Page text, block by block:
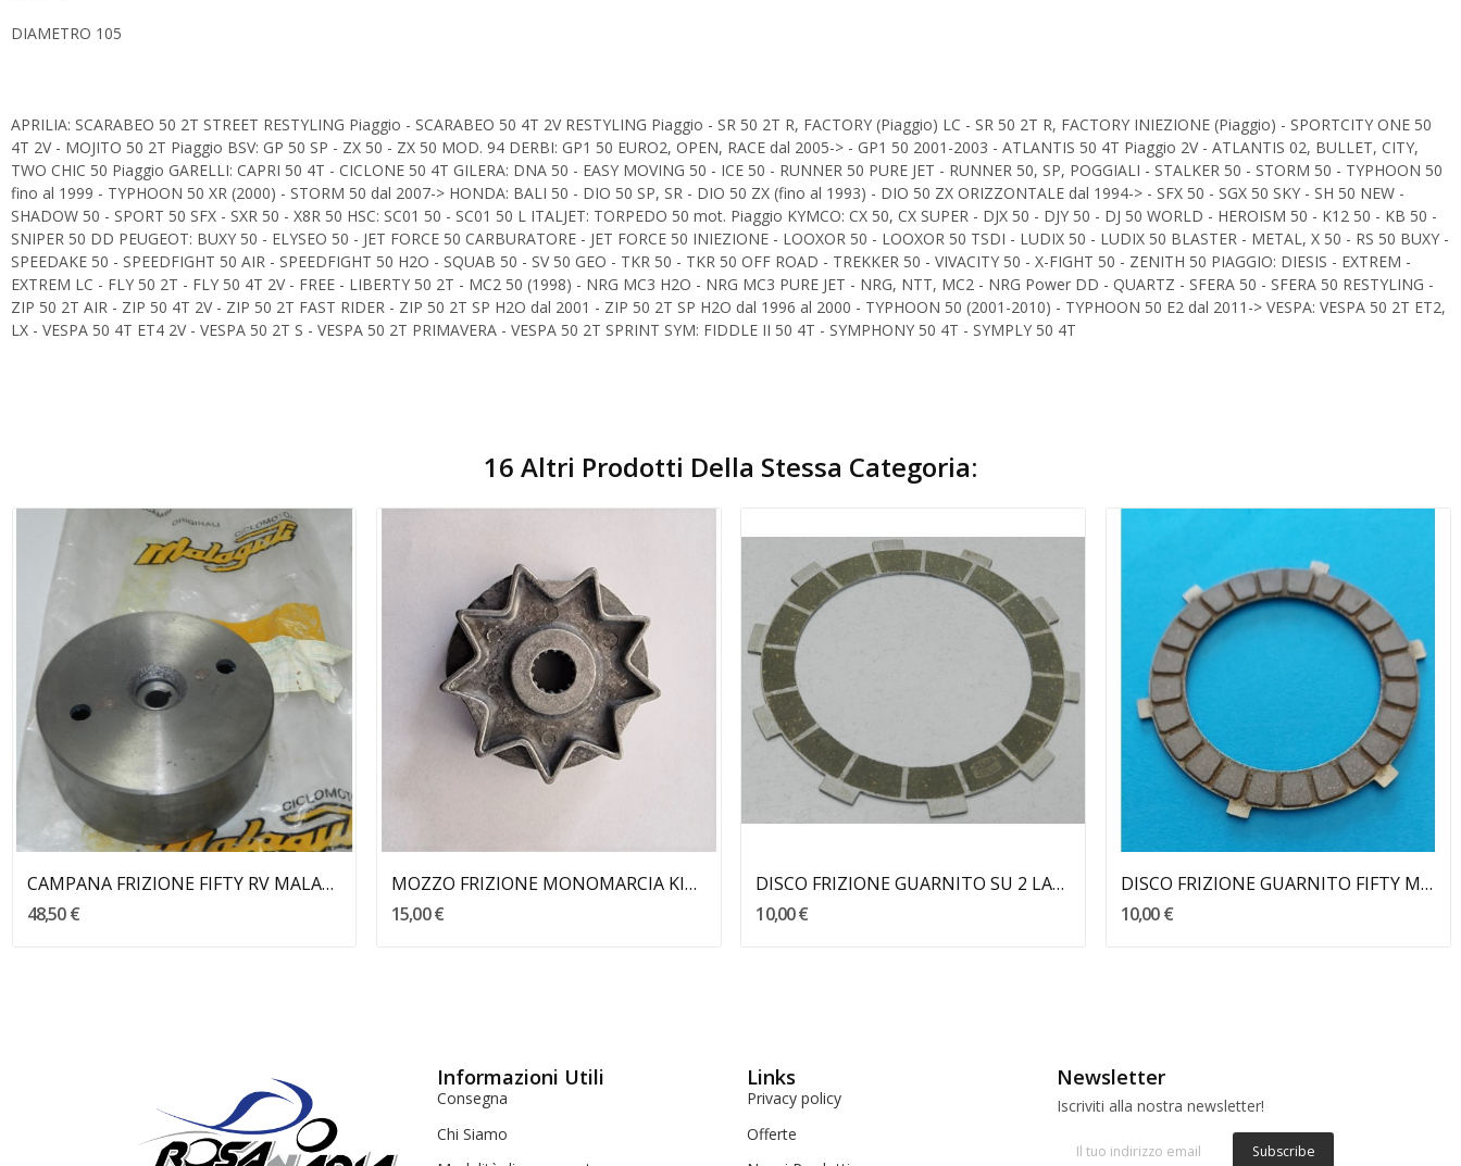
DIAMETRO 105
APRILIA: SCARABEO 50 2T STREET RESTYLING Piaggio - SCARABEO 50 4T 2V RESTYLING Piaggio - SR 50 2T R, FACTORY (Piaggio) LC - SR 50 2T R, FACTORY INIEZIONE (Piaggio) - SPORTCITY ONE 50
4T 2V - MOJITO 50 2T Piaggio BSV: GP 50 SP - ZX 50 - ZX 50 MOD. 94 DERBI: GP1 50 EURO2, OPEN, RACE dal 2005-> - GP1 50 2001-2003 - ATLANTIS 50 4T Piaggio 2V - ATLANTIS 02, BULLET, CITY,
TWO CHIC 50 Piaggio GARELLI: CAPRI 50 4T - CICLONE 50 4T GILERA: DNA 50 - EASY MOVING 50 - ICE 50 - RUNNER 50 PURE JET - RUNNER 50, SP, POGGIALI - STALKER 50 - STORM 50 - TYPHOON 50
fino al 1999 - TYPHOON 50 XR (2000) - STORM 50 dal 2007-> HONDA: BALI 50 - DIO 50 SP, SR - DIO 50 ZX (fino al 1993) - DIO 50 ZX ORIZZONTALE dal 1994-> - SFX 50 - SGX 50 SKY - SH 50 NEW -
SHADOW 50 - SPORT 50 SFX - SXR 50 - X8R 50 HSC: SC01 50 - SC01 50 L ITALJET: TORPEDO 50 mot. Piaggio KYMCO: CX 50, CX SUPER - DJX 50 - DJY 50 - DJ 50 WORLD - HEROISM 50 - K12 50 - KB 50 -
SNIPER 50 DD PEUGEOT: BUXY 50 - ELYSEO 50 - JET FORCE 50 CARBURATORE - JET FORCE 50 INIEZIONE - LOOXOR 50 - LOOXOR 50 TSDI - LUDIX 50 - LUDIX 50 BLASTER - METAL, X 50 - RS 50 BUXY -
SPEEDAKE 50 - SPEEDFIGHT 50 AIR - SPEEDFIGHT 50 H2O - SQUAB 50 - SV 50 GEO - TKR 50 - TKR 50 OFF ROAD - TREKKER 50 - VIVACITY 50 - X-FIGHT 50 - ZENITH 50 PIAGGIO: DIESIS - EXTREM -
EXTREM LC - FLY 50 2T - FLY 50 4T 2V - FREE - LIBERTY 50 2T - MC2 50 (1998) - NRG MC3 H2O - NRG MC3 PURE JET - NRG, NTT, MC2 - NRG Power DD - QUARTZ - SFERA 50 - SFERA 50 RESTYLING -
ZIP 50 2T AIR - ZIP 50 4T 2V - ZIP 50 2T FAST RIDER - ZIP 50 2T SP H2O dal 2001 - ZIP 50 2T SP H2O dal 1996 al 2000 - TYPHOON 50 (2001-2010) - TYPHOON 50 E2 dal 2011-> VESPA: VESPA 50 2T ET2,
LX - VESPA 50 4T ET4 2V - VESPA 50 2T S - VESPA 50 2T PRIMAVERA - VESPA 50 2T SPRINT SYM: FIDDLE II 50 4T - SYMPHONY 50 4T - SYMPLY 50 4T
16 Altri Prodotti Della Stessa Categoria:
Aggiungi Al Carrello
CAMPANA FRIZIONE FIFTY RV MALAGUTI
48,50 €
MOZZO FRIZIONE MONOMARCIA KIK STARTER GARELLI
15,00 €
Aggiungi Al Carrello
DISCO FRIZIONE GUARNITO SU 2 LATI MALAGUTI
10,00 €
Aggiungi Al Carrello
DISCO FRIZIONE GUARNITO FIFTY MALAGUTI
10,00 €
Informazioni Utili
Consegna
Chi Siamo
Links
Privacy policy
Offerte
Newsletter
Iscriviti alla nostra newsletter!
Subscribe